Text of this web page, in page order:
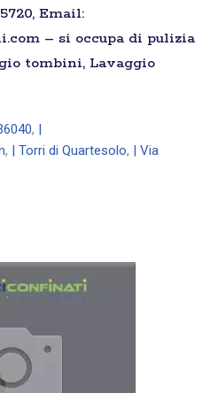
Email:
– si occupa di pulizia
tombini, Lavaggio
,
, | Torri di Quartesolo,
| Via